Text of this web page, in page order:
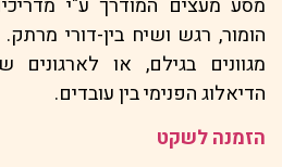
הומור, רגש ושיח בין-דורי מרתק.
מגוונים בגילם, או לארגונים
הדיאלוג הפנימי בין עובדים.
הזמנה לשקט